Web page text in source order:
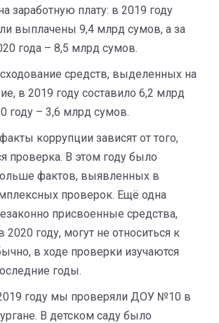
заработную плату: в 2019 году
выплачены 9,4 млрд сумов, а за
года – 8,5 млрд сумов.
средств, выделенных на
в 2019 году составило 6,2 млрд
году – 3,6 млрд сумов.
коррупции зависят от того,
проверка. В этом году было
фактов, выявленных в
проверок. Ещё одна
присвоенные средства,
году, могут не относиться к
в ходе проверки изучаются
годы.
году мы проверяли ДОУ №10 в
В детском саду было